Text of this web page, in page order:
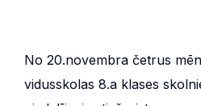
No 20.novembra četrus
vidusskolas 8.a klases